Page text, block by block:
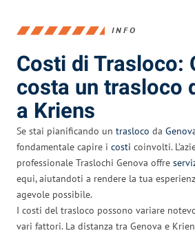
INFO
Costi di Trasloco:
costa un trasloco
a Kriens
Se stai pianificando un trasloco da
fondamentale capire i costi coinvolti.
professionale Traslochi Genova offre
equi, aiutandoti a rendere la tua
agevole possibile.
I costi del trasloco possono variare
vari fattori. La distanza tra Genova e